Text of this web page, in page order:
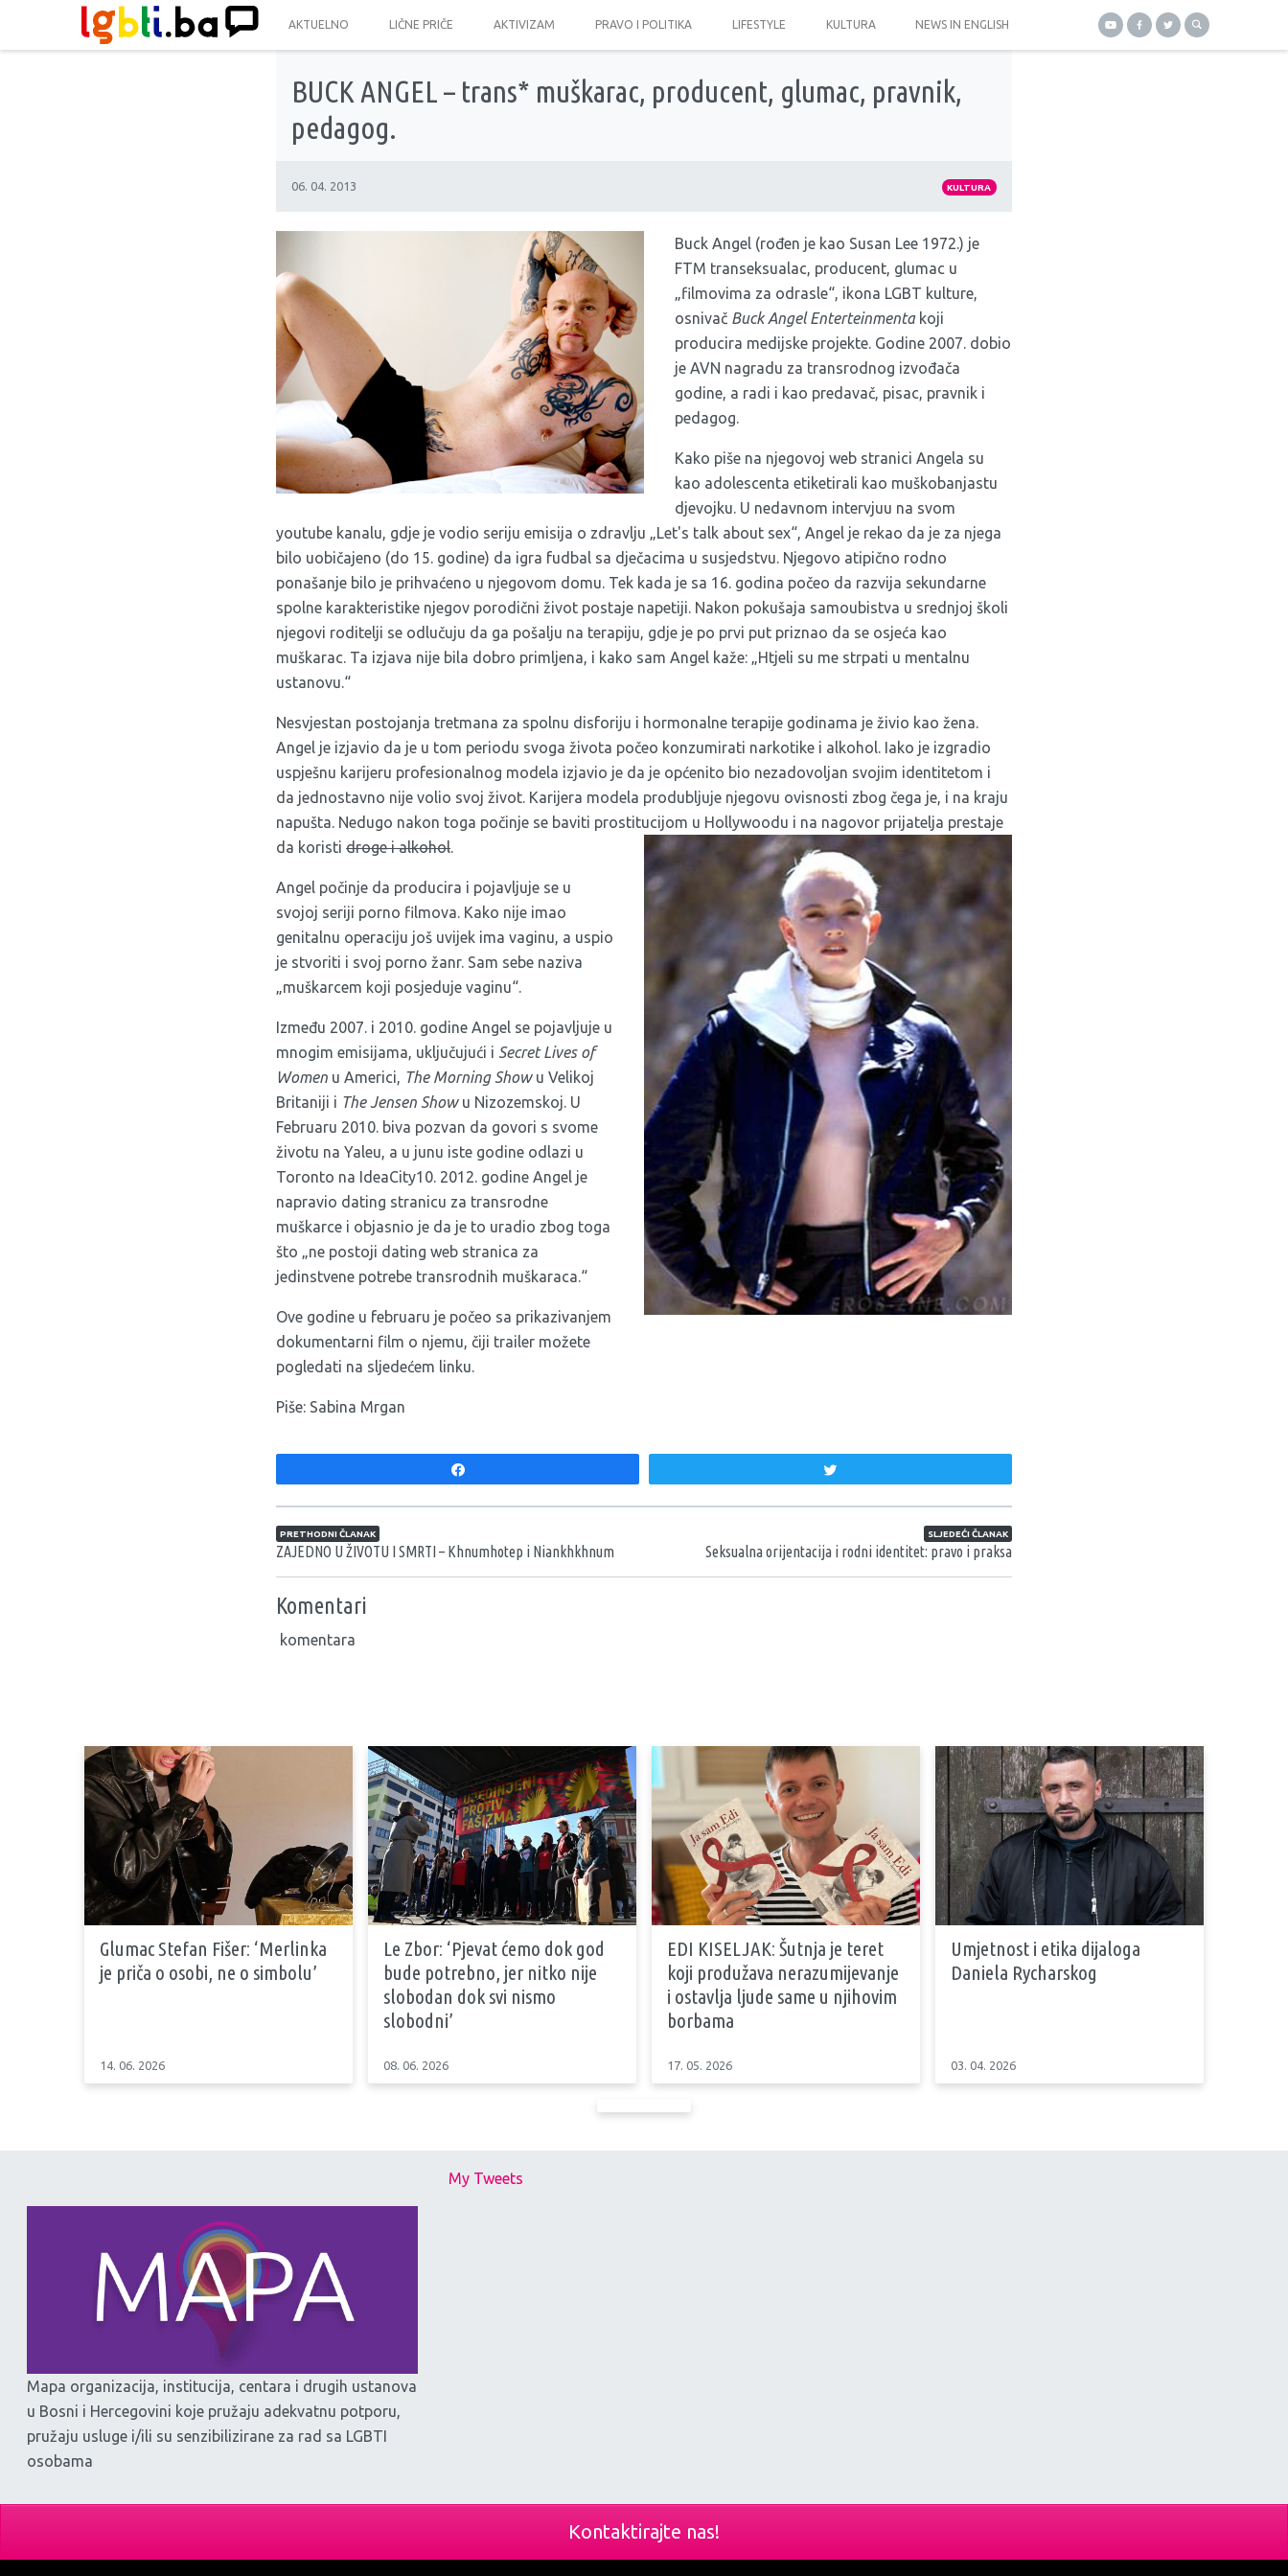
AKTUELNO LIČNE PRIČE AKTIVIZAM PRAVO I POLITIKA LIFESTYLE KULTURA NEWS IN ENGLISH
BUCK ANGEL – trans* muškarac, producent, glumac, pravnik,
pedagog.
06. 04. 2013 KULTURA
Buck Angel (rođen je kao Susan Lee 1972.) je
FTM transeksualac, producent, glumac u
„filmovima za odrasle“, ikona LGBT kulture,
osnivač Buck Angel Enterteinmentakoji
producira medijske projekte. Godine 2007. dobio
je AVN nagradu za transrodnog izvođača
godine, a radi i kao predavač, pisac, pravnik i
pedagog.
Kako piše na njegovoj web stranici Angela su
kao adolescenta etiketirali kao muškobanjastu
djevojku. U nedavnom intervjuu na svom
youtube kanalu, gdje je vodio seriju emisija o zdravlju „Let's talk about sex“, Angel je rekao da je za njega
bilo uobičajeno (do 15. godine) da igra fudbal sa dječacima u susjedstvu. Njegovo atipično rodno
ponašanje bilo je prihvaćeno u njegovom domu. Tek kada je sa 16. godina počeo da razvija sekundarne
spolne karakteristike njegov porodični život postaje napetiji. Nakon pokušaja samoubistva u srednjoj školi
njegovi roditelji se odlučuju da ga pošalju na terapiju, gdje je po prvi put priznao da se osjeća kao
muškarac. Ta izjava nije bila dobro primljena, i kako sam Angel kaže: „Htjeli su me strpati u mentalnu
ustanovu.“
Nesvjestan postojanja tretmana za spolnu disforiju i hormonalne terapije godinama je živio kao žena.
Angel je izjavio da je u tom periodu svoga života počeo konzumirati narkotike i alkohol. Iako je izgradio
uspješnu karijeru profesionalnog modela izjavio je da je općenito bio nezadovoljan svojim identitetom i
da jednostavno nije volio svoj život. Karijera modela produbljuje njegovu ovisnosti zbog čega je, i na kraju
napušta. Nedugo nakon toga počinje se baviti prostitucijom u Hollywoodu i na nagovor prijatelja prestaje
da koristi droge i alkohol.
Angel počinje da producira i pojavljuje se u
svojoj seriji porno filmova. Kako nije imao
genitalnu operaciju još uvijek ima vaginu, a uspio
je stvoriti i svoj porno žanr. Sam sebe naziva
„muškarcem koji posjeduje vaginu“.
Između 2007. i 2010. godine Angel se pojavljuje u
mnogim emisijama, uključujući i Secret Lives of
Women u Americi, The Morning Showu Velikoj
Britaniji i The Jensen Showu Nizozemskoj. U
Februaru 2010. biva pozvan da govori s svome
životu na Yaleu, a u junu iste godine odlazi u
Toronto na IdeaCity10. 2012. godine Angel je
napravio dating stranicu za transrodne
muškarce i objasnio je da je to uradio zbog toga
što „ne postoji dating web stranica za
jedinstvene potrebe transrodnih muškaraca.“
Ove godine u februaru je počeo sa prikazivanjem
dokumentarni film o njemu, čiji trailer možete
pogledati na sljedećem linku.
Piše: Sabina Mrgan
Navigacija članaka
PRETHODNI ČLANAK
ZAJEDNO U ŽIVOTU I SMRTI – Khnumhotep i Niankhkhnum
SLJEDEĆI ČLANAK
Seksualna orijentacija i rodni identitet: pravo i praksa
Komentari
komentara
Glumac Stefan Fišer: ‘Merlinka
je priča o osobi, ne o simbolu’
14. 06. 2026
Le Zbor: ‘Pjevat ćemo dok god
bude potrebno, jer nitko nije
slobodan dok svi nismo
slobodni’
08. 06. 2026
EDI KISELJAK: Šutnja je teret
koji produžava nerazumijevanje
i ostavlja ljude same u njihovim
borbama
17. 05. 2026
Umjetnost i etika dijaloga
Daniela Rycharskog
03. 04. 2026
Mapa organizacija, institucija, centara i drugih ustanova
u Bosni i Hercegovini koje pružaju adekvatnu potporu,
pružaju usluge i/ili su senzibilizirane za rad sa LGBTI
osobama
My Tweets
Kontaktirajte nas!